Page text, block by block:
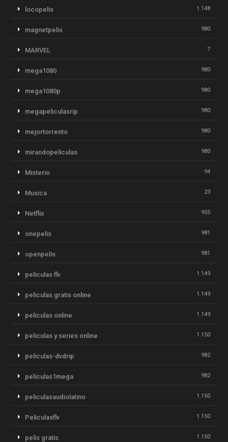
locopelis 1.148
magnetpelis 980
MARVEL 7
mega1080 980
mega1080p 980
megapeliculasrip 980
mejortorrento 980
mirandopeliculas 980
Misterio 94
Musica 23
Netflix 955
onepelis 981
openpelis 981
peliculas flv 1.149
peliculas gratis online 1.149
peliculas online 1.149
peliculas y series online 1.150
peliculas-dvdrip 982
peliculas1mega 982
peliculasaudiolatino 1.150
Peliculasflv 1.150
pelis gratis 1.150